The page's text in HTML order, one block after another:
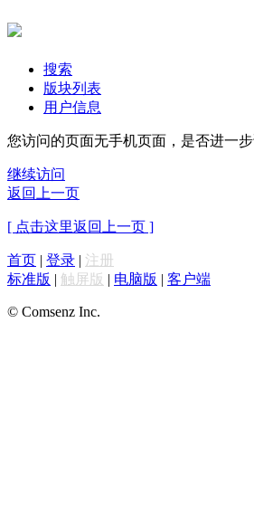
搜索
版块列表
用户信息
您访问的页面无手机页面，是否进一
继续访问
返回上一页
[ 点击这里返回上一页 ]
首页 | 登录 | 注册
标准版 | 触屏版 | 电脑版 | 客户端
© Comsenz Inc.